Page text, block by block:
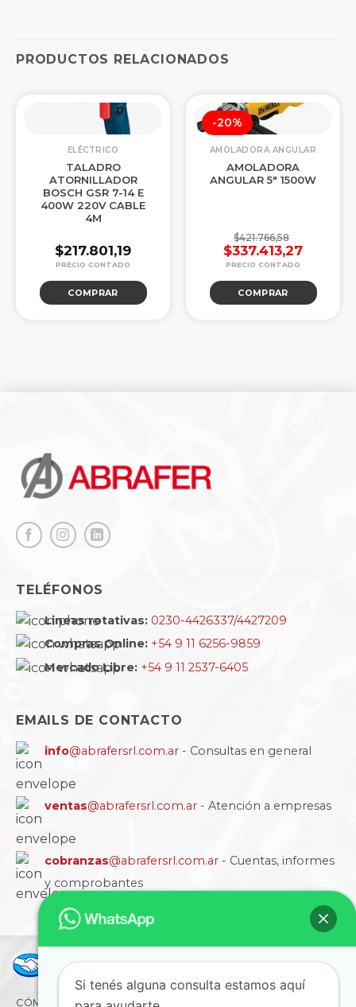
PRODUCTOS RELACIONADOS
ELÉCTRICO
TALADRO
ATORNILLADOR
BOSCH GSR 7-14 E
400W 220V CABLE
4M
$217.801,19
COMPRAR
-20%
AMOLADORA ANGULAR
AMOLADORA
ANGULAR 5″ 1500W
$421.766,58
precio
original
$337.413,27
precio
actual
COMPRAR
TELÉFONOS
Lineas rotativas: 0230-4426337/4427209
Compras Online: +54 9 11 6256-9859
Mercado Libre: +54 9 11 2537-6405
EMAILS DE CONTACTO
info@abrafersrl.com.ar - Consultas en general
ventas@abrafersrl.com.ar - Atención a empresas
cobranzas@abrafersrl.com.ar - Cuentas, informes
y comprobantes
CÓMO COMPRAR CONDICIONES
Si tenés alguna consulta estamos aquí